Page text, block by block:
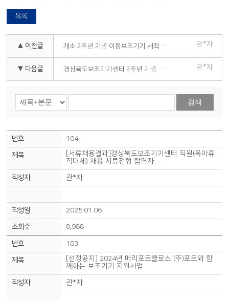
목록
▲ 이전글 개소 2주년 기념 이동보조기기 세척 서비스 안내 관*자
▼ 다음글 경상북도보조기기센터 2주년 기념 보조기기 UCC 공모전 안내 (기간 연장) 관*자
검색
104
[서류채용결과]경상북도보조기기센터 직원(육아휴
직대체) 채용 서류전형 합격자 …
관*자
2025.01.06
8,988
103
[선정공지] 2024년 메리포트클로스 (주)포트와 함
께하는 보조기기 지원사업
관*자